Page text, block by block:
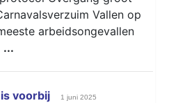
Vallen op
arbeidsongevallen
...
voorbij 1 juni 2025